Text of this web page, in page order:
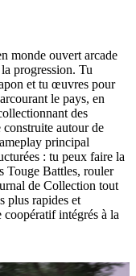
monde ouvert arcade
progression. Tu
et tu œuvres pour
le pays, en
des
construite autour de
principal
: tu peux faire la
Touge Battles, rouler
de Collection tout
plus rapides et
coopératif intégrés à la